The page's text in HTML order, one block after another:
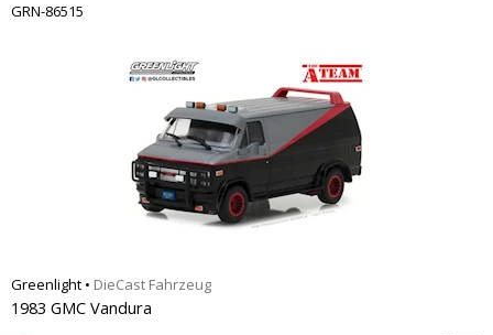
GRN-86515
Greenlight • DieCast Fahrzeug
1983 GMC Vandura